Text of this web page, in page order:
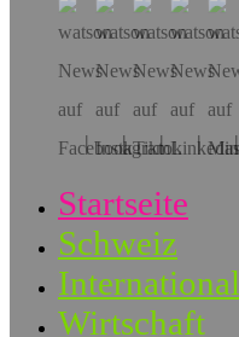
Startseite
Schweiz
International
Wirtschaft